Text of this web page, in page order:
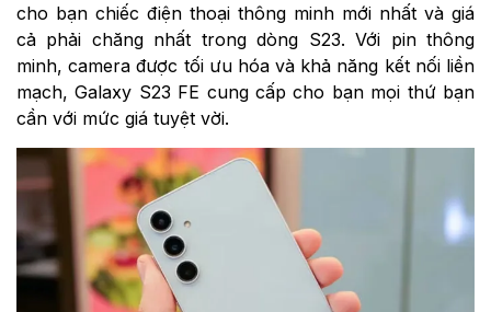
cho bạn chiếc điện thoại thông minh mới nhất và giá
cả phải chăng nhất trong dòng S23. Với pin thông
minh, camera được tối ưu hóa và khả năng kết nối liền
mạch, Galaxy S23 FE cung cấp cho bạn mọi thứ bạn
cần với mức giá tuyệt vời.